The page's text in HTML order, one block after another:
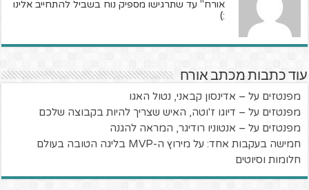
אורח" עד שתרגישו מספיק נוח בשביל להתחייב אלינו
:)
עוד כתבות מכתב אורח
מפנטזים על – אדינסון קבאני, נטול האגו
מפנטזים על – דיוגו ז'וטה, האיש שצריך להיות בקבוצה שלכם
מפנטזים על – אנטוניו רודיגר, המראה להגנה
חמישה בעקבות אחד: על מירוץ ה-MVP בליגה הטובה בעולם
חלומות וסיוטים